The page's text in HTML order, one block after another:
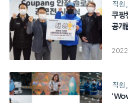
직원
쿠팡
공개
직원